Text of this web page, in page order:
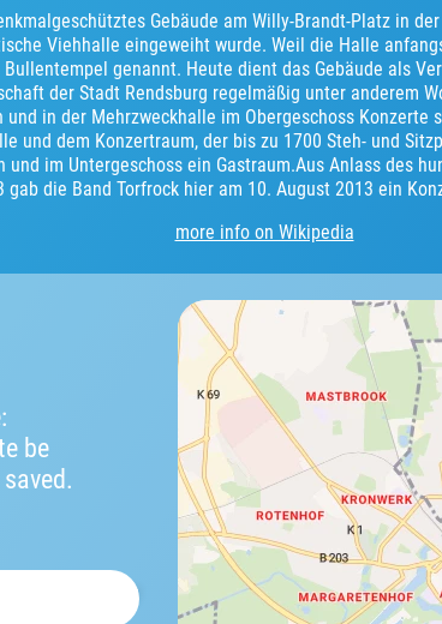
Gebäude am Willy-Brandt-Platz in
Viehhalle eingeweiht wurde. Weil die Halle
genannt. Heute dient das Gebäude als
der Stadt Rendsburg regelmäßig unter anderem
und in der Mehrzweckhalle im Obergeschoss Konzerte
und dem Konzertraum, der bis zu 1700 Steh- und
im Untergeschoss ein Gastraum.Aus Anlass des
die Band Torfrock hier am 10. August 2013 ein
more info on Wikipedia
be